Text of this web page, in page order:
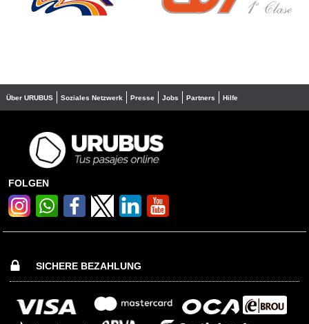
Über URUBUS Soziales Netzwerk Presse Jobs Partners Hilfe
FOLGEN
SICHERE BEZAHLUNG